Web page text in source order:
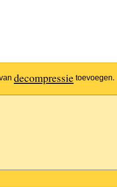
decompressie toevoegen.